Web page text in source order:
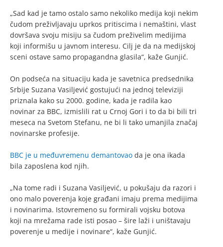
„Sad kad je tamo ostalo samo nekoliko medija koji nekim
čudom preživljavaju uprkos pritiscima i nemaštini, vlast
dovršava svoju misiju sa čudom preživelim medijima
koji informišu u javnom interesu. Cilj je da na medijskoj
sceni ostave samo propagandna glasila“, kaže Gunjić.
On podseća na situaciju kada je savetnica predsednika
Srbije Suzana Vasiljević gostujući na jednoj televiziji
priznala kako su 2000. godine, kada je radila kao
novinar za BBC, izmislili rat u Crnoj Gori i to da bi bili tri
meseca na Svetom Stefanu, ne bi li tako umanjila značaj
novinarske profesije.
BBC je u međuvremenu demantovao da je ona ikada
bila zaposlena kod njih.
„Na tome radi i Suzana Vasiljević, u pokušaju da razori i
ono malo poverenja koje građani imaju prema medijima
i novinarima. Istovremeno su formirali vojsku botova
koji na mrežama rade isti posao – šire laži i uništavaju
poverenje u medije i novinare“, kaže Gunjić.